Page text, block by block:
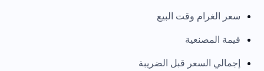
سعر الغرام وقت البيع
قيمة المصنعية
إجمالي السعر قبل الضريبة